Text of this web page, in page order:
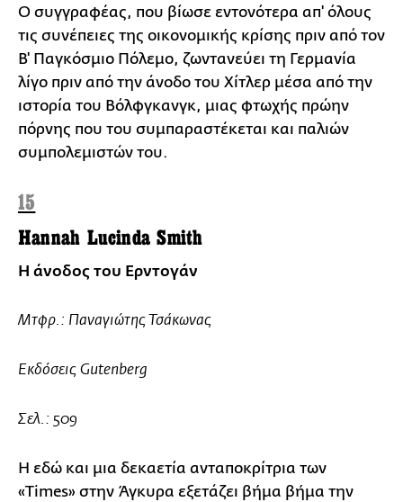
Ο συγγραφέας, που βίωσε εντονότερα απ' όλους
τις συνέπειες της οικονομικής κρίσης πριν από τον
Β' Παγκόσμιο Πόλεμο, ζωντανεύει τη Γερμανία
λίγο πριν από την άνοδο του Χίτλερ μέσα από την
ιστορία του Βόλφγκανγκ, μιας φτωχής πρώην
πόρνης που του συμπαραστέκεται και παλιών
συμπολεμιστών του.
15
Hannah Lucinda Smith
Η άνοδος του Ερντογάν
Μτφρ.: Παναγιώτης Τσάκωνας
Εκδόσεις Gutenberg
Σελ.: 509
Η εδώ και μια δεκαετία ανταποκρίτρια των
«Times» στην Άγκυρα εξετάζει βήμα βήμα την